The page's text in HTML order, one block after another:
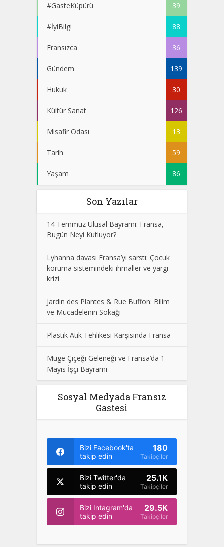
#GasteKüpürü 39
#İyiBilgi 88
Fransızca 36
Gündem 139
Hukuk 30
Kültür Sanat 126
Misafir Odası 13
Tarih 59
Yaşam 86
Son Yazılar
14 Temmuz Ulusal Bayramı: Fransa,
Bugün Neyi Kutluyor?
Lyhanna davası Fransa’yı sarstı: Çocuk
koruma sistemindeki ihmaller ve yargı
krizi
Jardin des Plantes & Rue Buffon: Bilim
ve Mücadelenin Sokağı
Plastik Atık Tehlikesi Karşısında Fransa
Müge Çiçeği Geleneği ve Fransa’da 1
Mayıs İşçi Bayramı
Sosyal Medyada Fransız
Gastesi
Bizi Facebook'ta
takip edin
180
Takipçiler
Bizi Twitter'da
takip edin
25.1K
Takipçiler
Bizi Intagram'da
takip edin
29.5K
Takipçiler